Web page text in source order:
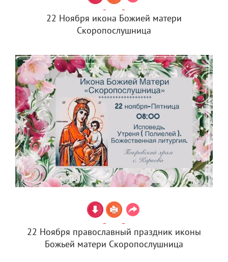
22 Ноября икона Божией матери
Скоропослушница
22 Ноября православный праздник иконы
Божьей матери Скоропослушница